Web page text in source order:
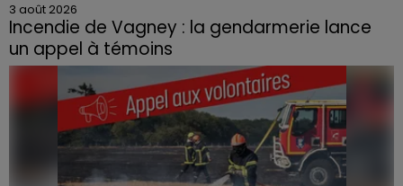
3 août 2026
Incendie de Vagney : la gendarmerie lance
un appel à témoins
Le feu, parti d'une haie avant de se propager au
quartier résidentiel, avait détruit deux habitations et
contraint à l'évacuation d'une centaine de personnes.